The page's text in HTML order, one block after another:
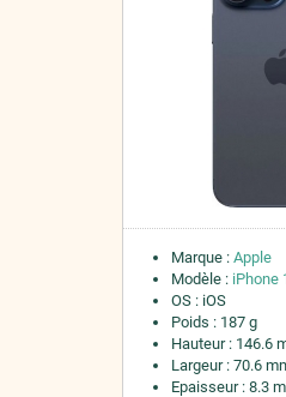
Marque : Apple
Modèle : iPhone
OS : iOS
Poids : 187 g
Hauteur : 146.6
Largeur : 70.6
Epaisseur : 8.3